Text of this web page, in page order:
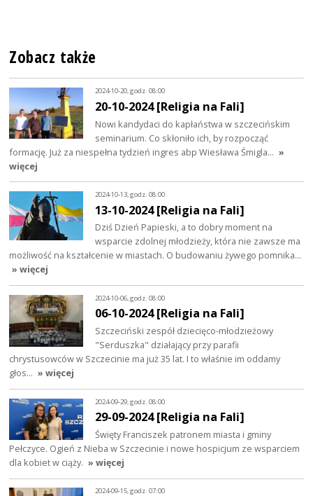
Zobacz także
2024-10-20, godz. 08:00
20-10-2024 [Religia na Fali]
Nowi kandydaci do kapłaństwa w szczecińskim
seminarium. Co skłoniło ich, by rozpocząć
formację. Już za niespełna tydzień ingres abp Wiesława Śmigla… »
więcej
2024-10-13, godz. 08:00
13-10-2024 [Religia na Fali]
Dziś Dzień Papieski, a to dobry moment na
wsparcie zdolnej młodzieży, która nie zawsze ma
możliwość na kształcenie w miastach. O budowaniu żywego pomnika…
» więcej
2024-10-06, godz. 08:00
06-10-2024 [Religia na Fali]
Szczeciński zespół dziecięco-młodzieżowy
"Serduszka" działający przy parafii
chrystusowców w Szczecinie ma już 35 lat. I to właśnie im oddamy
głos… » więcej
2024-09-29, godz. 08:00
29-09-2024 [Religia na Fali]
Święty Franciszek patronem miasta i gminy
Pełczyce. Ogień z Nieba w Szczecinie i nowe hospicjum ze wsparciem
dla kobiet w ciąży. » więcej
2024-09-15, godz. 07:00